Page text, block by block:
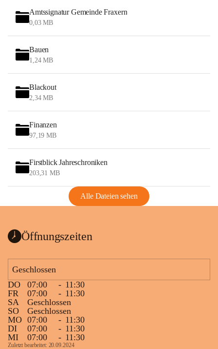
Amtssignatur Gemeinde Fraxern
0,03 MB
Bauen
1,24 MB
Blackout
2,34 MB
Finanzen
97,19 MB
Firstblick Jahreschroniken
203,31 MB
Alle Dateien sehen
Öffnungszeiten
Geschlossen
DO
07:00 - 11:30
FR
07:00 - 11:30
SA
Geschlossen
SO
Geschlossen
MO 07:00 - 11:30
DI
07:00 - 11:30
MI
07:00 - 11:30
Zuletzt bearbeitet: 20.09.2024